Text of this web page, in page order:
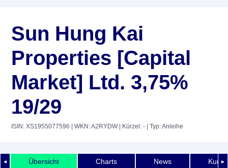
Sun Hung Kai
Properties [Capital
Market] Ltd. 3,75%
19/29
ISIN: XS1955077596 | WKN: A2RYDW| Kürzel: - | Typ: Anleihe
◄ ►
Übersicht Charts News